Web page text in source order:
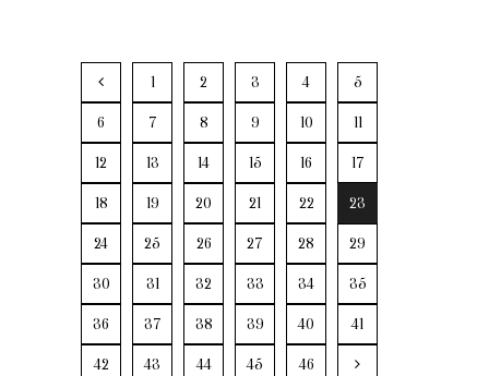
1 2 3 4 5
6 7 8 9 10 11
12 13 14 15 16 17
18 19 20 21 22 23
24 25 26 27 28 29
30 31 32 33 34 35
36 37 38 39 40 41
42 43 44 45 46